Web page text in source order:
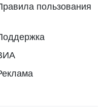
пользования